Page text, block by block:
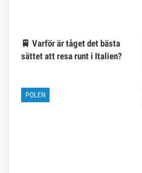
🚆 Varför är tåget det bästa
sättet att resa runt i Italien?
POLEN